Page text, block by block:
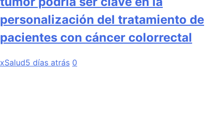
personalización del tratamiento de
pacientes con cáncer colorrectal
xSalud5 días atrás 0